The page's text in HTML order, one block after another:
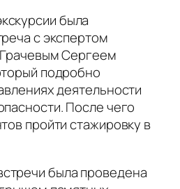
была
с экспертом
Сергеем
подробно
деятельности
После чего
пройти стажировку в
была проведена